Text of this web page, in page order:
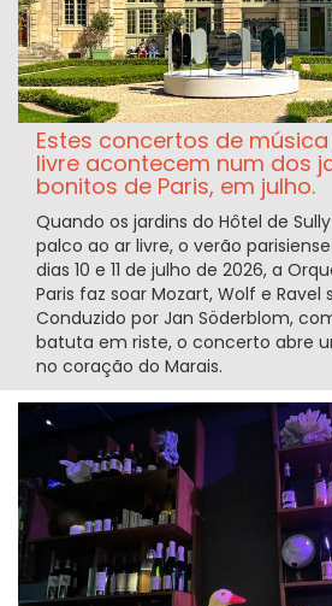
Estes concertos de
livre acontecem num dos
bonitos de Paris, em julho.
Quando os jardins do Hôtel de
palco ao ar livre, o verão
dias 10 e 11 de julho de 2026, a
Paris faz soar Mozart, Wolf e Ravel
Conduzido por Jan Söderblom,
batuta em riste, o concerto abre
no coração do Marais.